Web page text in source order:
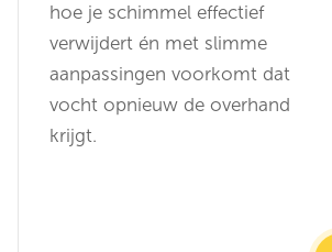
hoe je schimmel effectief
verwijdert én met slimme
aanpassingen voorkomt dat
vocht opnieuw de overhand
krijgt.